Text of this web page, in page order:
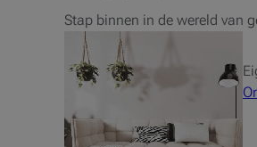
Stap binnen in de wereld van